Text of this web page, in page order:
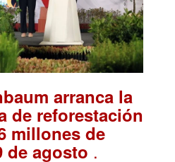
arranca la
de reforestación
millones de
de agosto .